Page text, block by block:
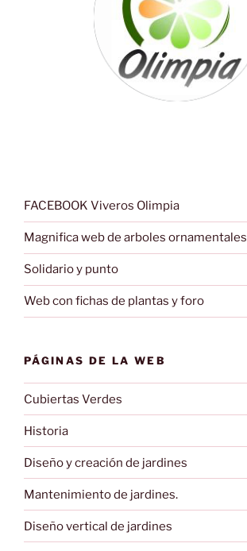
FACEBOOK Viveros Olimpia
Magnifica web de arboles ornamentales
Solidario y punto
Web con fichas de plantas y foro
PÁGINAS DE LA WEB
Cubiertas Verdes
Historia
Diseño y creación de jardines
Mantenimiento de jardines.
Diseño vertical de jardines